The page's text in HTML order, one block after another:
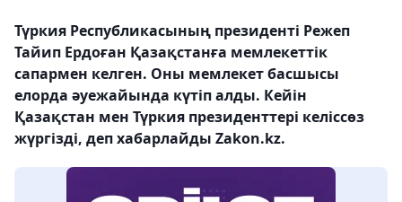
Түркия Республикасының президенті Режеп
Тайип Ердоған Қазақстанға мемлекеттік
сапармен келген. Оны мемлекет басшысы
елорда әуежайында күтіп алды. Кейін
Қазақстан мен Түркия президенттері келіссөз
жүргізді, деп хабарлайды Zakon.kz.